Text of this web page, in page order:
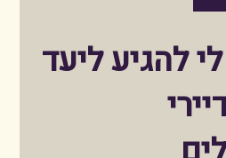
להגיע ליעד